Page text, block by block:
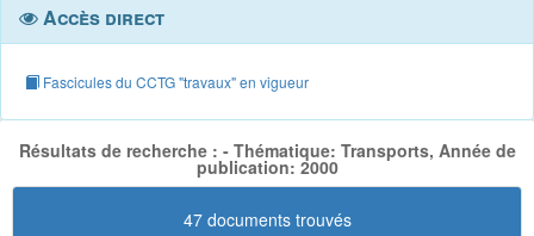
Accès direct
Fascicules du CCTG "travaux" en vigueur
Résultats de recherche : - Thématique: Transports, Année de
publication: 2000
47 documents trouvés